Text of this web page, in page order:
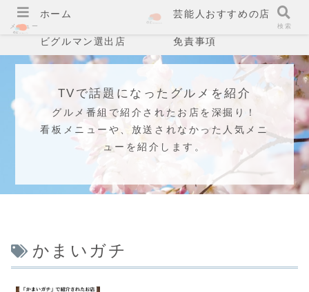
ホーム 芸能人おすすめの店
ビグルマン選出店 免責事項
TVで話題になったグルメを紹介
グルメ番組で紹介されたお店を深掘り！
看板メニューや、放送されなかった人気メニ
ューを紹介します。
かまいガチ
メニュー 検索